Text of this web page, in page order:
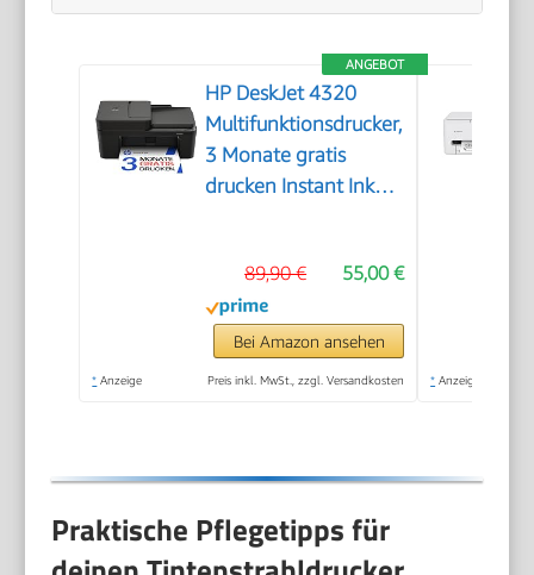
ANGEBOT
HP DeskJet 4320
Multifunktionsdrucker,
3 Monate gratis
drucken Instant Ink
WLAN, Automatischer
Vorlageneinzug,
Tinte: 308/308e
55,00 €
89,90 €
Bei Amazon ansehen
* Anzeige Preis inkl. MwSt., zzgl. Versandkosten * Anzeige
Praktische Pflegetipps für